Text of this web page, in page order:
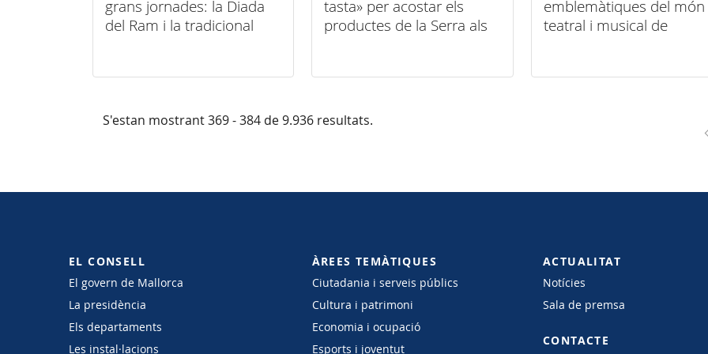
grans jornades: la Diada
del Ram i la tradicional
tasta» per acostar els
productes de la Serra als
emblemàtiques del món
teatral i musical de
S'estan mostrant 369 - 384 de 9.936 resultats.
EL CONSELL
El govern de Mallorca
La presidència
Els departaments
Les instal·lacions
ÀREES TEMÀTIQUES
Ciutadania i serveis públics
Cultura i patrimoni
Economia i ocupació
Esports i joventut
ACTUALITAT
Notícies
Sala de premsa
CONTACTE